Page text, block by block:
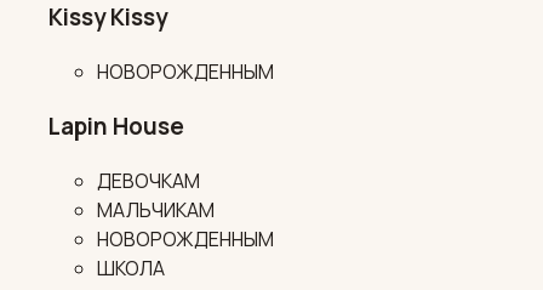
Kissy Kissy
НОВОРОЖДЕННЫМ
Lapin House
ДЕВОЧКАМ
МАЛЬЧИКАМ
НОВОРОЖДЕННЫМ
ШКОЛА